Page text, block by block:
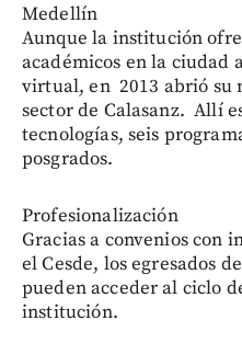
Medellín
Aunque la institución
académicos en la ciudad
virtual, en 2013 abrió su
sector de Calasanz. Allí
tecnologías, seis
posgrados.
Profesionalización
Gracias a convenios con
el Cesde, los egresados
pueden acceder al ciclo
institución.